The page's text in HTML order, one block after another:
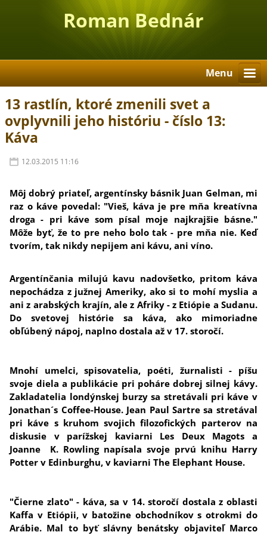
Roman Bednár
Menu
13 rastlín, ktoré zmenili svet a
ovplyvnili jeho históriu - číslo 13:
Káva
12.03.2015 11:16
Môj dobrý priateľ, argentínsky básnik Juan Gelman, mi
raz o káve povedal: "Vieš, káva je pre mňa kreatívna
droga - pri káve som písal moje najkrajšie básne."
Môže byť, že to pre neho bolo tak - pre mňa nie. Keď
tvorím, tak nikdy nepijem ani kávu, ani víno.
Argentínčania milujú kavu nadovšetko, pritom káva
nepochádza z južnej Ameriky, ako si to mohí myslia a
ani z arabských krajín, ale z Afriky - z Etiópie a Sudanu.
Do svetovej histórie sa káva, ako mimoriadne
obľúbený nápoj, naplno dostala až v 17. storočí.
Mnohí umelci, spisovatelia, poéti, žurnalisti - píšu
svoje diela a publikácie pri poháre dobrej silnej kávy.
Zakladatelia londýnskej burzy sa stretávali pri káve v
Jonathan´s Coffee-House. Jean Paul Sartre sa stretával
pri káve s kruhom svojich filozofických parterov na
diskusie v parížskej kaviarni Les Deux Magots a
Joanne K. Rowling napísala svoje prvú knihu Harry
Potter v Edinburghu, v kaviarni The Elephant House.
"Čierne zlato" - káva, sa v 14. storočí dostala z oblasti
Kaffa v Etiópii, v batožine obchodníkov s otrokmi do
Arábie. Mal to byť slávny benátsky objaviteľ Marco